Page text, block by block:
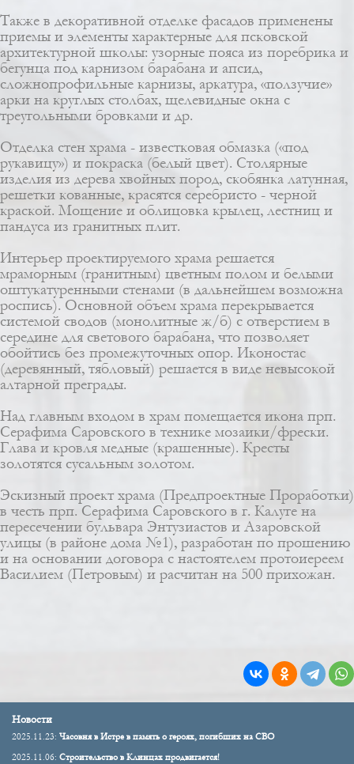
Также в декоративной отделке фасадов применены
приемы и элементы характерные для псковской
архитектурной школы: узорные пояса из поребрика и
бегунца под карнизом барабана и апсид,
сложнопрофильные карнизы, аркатура, «ползучие»
арки на круглых столбах, щелевидные окна с
треугольными бровками и др.
Отделка стен храма - известковая обмазка («под
рукавицу») и покраска (белый цвет). Столярные
изделия из дерева хвойных пород, скобянка латунная,
решетки кованные, красятся серебристо - черной
краской. Мощение и облицовка крылец, лестниц и
пандуса из гранитных плит.
Интерьер проектируемого храма решается
мраморным (гранитным) цветным полом и белыми
оштукатуренными стенами (в дальнейшем возможна
роспись). Основной объем храма перекрывается
системой сводов (монолитные ж/б) с отверстием в
середине для светового барабана, что позволяет
обойтись без промежуточных опор. Иконостас
(деревянный, тябловый) решается в виде невысокой
алтарной преграды.
Над главным входом в храм помещается икона прп.
Серафима Саровского в технике мозаики/фрески.
Глава и кровля медные (крашенные). Кресты
золотятся сусальным золотом.
Эскизный проект храма (Предпроектные Проработки)
в честь прп. Серафима Саровского в г. Калуге на
пересечении бульвара Энтузиастов и Азаровской
улицы (в районе дома №1), разработан по прошению
и на основании договора с настоятелем протоиереем
Василием (Петровым) и расчитан на 500 прихожан.
Новости
2025.11.23: Часовня в Истре в память о героях, погибших на СВО
2025.11.06: Строительство в Клинцах продвигается!